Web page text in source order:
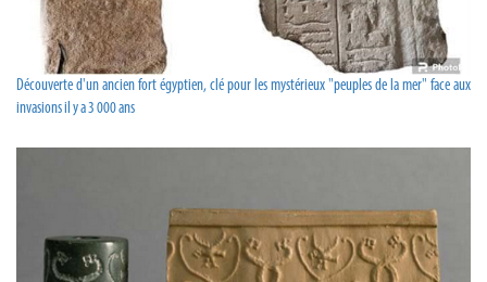
Découverte d'un ancien fort égyptien, clé pour les mystérieux "peuples de la mer" face aux
invasions il y a 3 000 ans